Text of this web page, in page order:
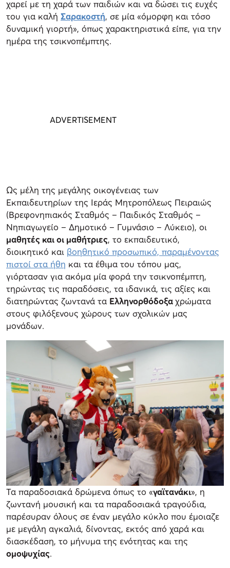
χαρεί με τη χαρά των παιδιών και να δώσει τις ευχές
του για καλή Σαρακοστή, σε μία «όμορφη και τόσο
δυναμική γιορτή», όπως χαρακτηριστικά είπε, για την
ημέρα της τσικνοπέμπτης.
Ως μέλη της μεγάλης οικογένειας των
Εκπαιδευτηρίων της Ιεράς Μητροπόλεως Πειραιώς
(Βρεφονηπιακός Σταθμός – Παιδικός Σταθμός –
Νηπιαγωγείο – Δημοτικό – Γυμνάσιο – Λύκειο), οι
μαθητές και οι μαθήτριες, το εκπαιδευτικό,
διοικητικό και βοηθητικό προσωπικό, παραμένοντας
πιστοί στα ήθη και τα έθιμα του τόπου μας,
γιόρτασαν για ακόμα μία φορά την τσικνοπέμπτη,
τηρώντας τις παραδόσεις, τα ιδανικά, τις αξίες και
διατηρώντας ζωντανά τα Ελληνορθόδοξαχρώματα
στους φιλόξενους χώρους των σχολικών μας
μονάδων.
Τα παραδοσιακά δρώμενα όπως το «γαϊτανάκι», η
ζωντανή μουσική και τα παραδοσιακά τραγούδια,
παρέσυραν όλους σε έναν μεγάλο κύκλο που έμοιαζε
με μεγάλη αγκαλιά, δίνοντας, εκτός από χαρά και
διασκέδαση, το μήνυμα της ενότητας και της
ομοψυχίας.